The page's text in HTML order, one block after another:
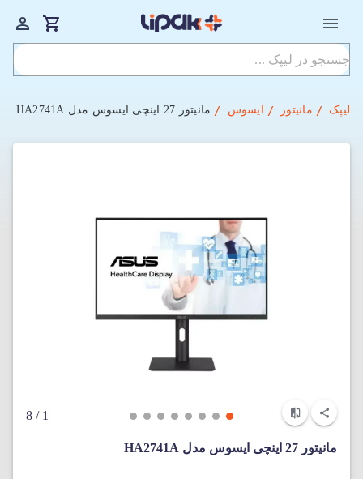
لیپک مانیتور ایسوس مانیتور 27 اینچی ایسوس مدل HA2741A
1
/ 8
مانیتور 27 اینچی ایسوس مدل HA2741A